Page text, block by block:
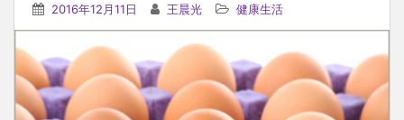
2016年12月11日 王晨光 健康生活